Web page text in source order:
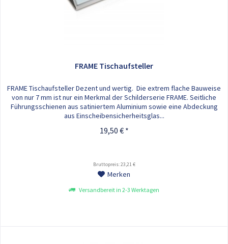
FRAME Tischaufsteller
FRAME Tischaufsteller Dezent und wertig. Die extrem flache Bauweise
von nur 7 mm ist nur ein Merkmal der Schilderserie FRAME. Seitliche
Führungsschienen aus satiniertem Aluminium sowie eine Abdeckung
aus Einscheibensicherheitsglas...
19,50 € *
Bruttopreis: 23,21 €
Merken
Versandbereit in 2-3 Werktagen